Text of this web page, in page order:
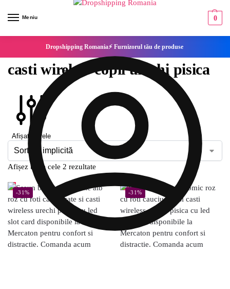
Meniu 0
Dropshipping Romania⚡ Furnizorul tău de produse
casti wireless copii urechi pisica
Afișați filtrele
Afișez toate cele 2 rezultate
-31% -31%